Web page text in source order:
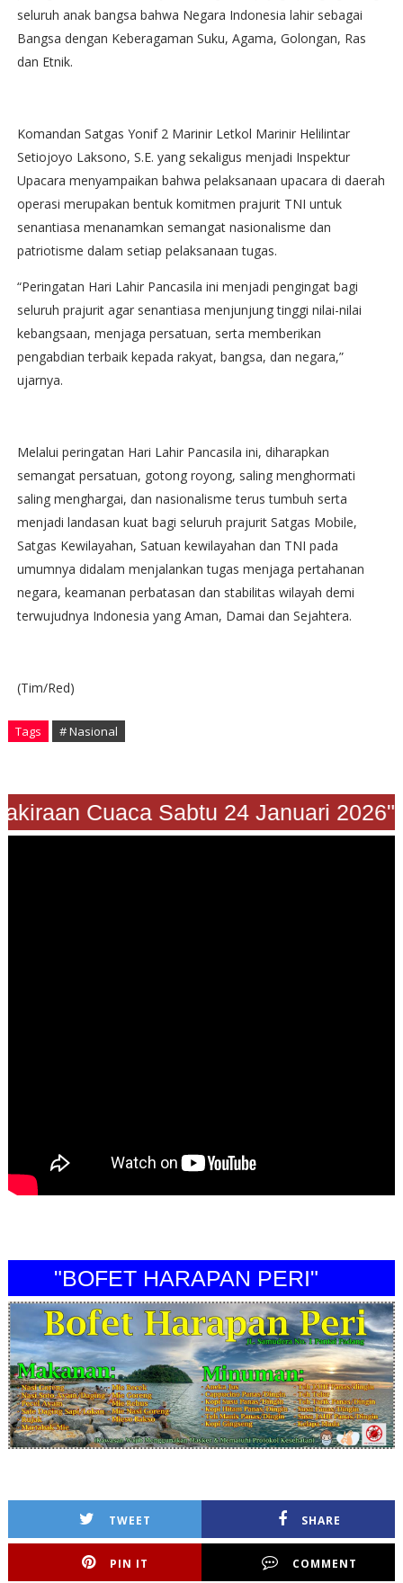
seluruh anak bangsa bahwa Negara Indonesia lahir sebagai
Bangsa dengan Keberagaman Suku, Agama, Golongan, Ras
dan Etnik.
Komandan Satgas Yonif 2 Marinir Letkol Marinir Helilintar
Setiojoyo Laksono, S.E. yang sekaligus menjadi Inspektur
Upacara menyampaikan bahwa pelaksanaan upacara di daerah
operasi merupakan bentuk komitmen prajurit TNI untuk
senantiasa menanamkan semangat nasionalisme dan
patriotisme dalam setiap pelaksanaan tugas.
“Peringatan Hari Lahir Pancasila ini menjadi pengingat bagi
seluruh prajurit agar senantiasa menjunjung tinggi nilai-nilai
kebangsaan, menjaga persatuan, serta memberikan
pengabdian terbaik kepada rakyat, bangsa, dan negara,”
ujarnya.
Melalui peringatan Hari Lahir Pancasila ini, diharapkan
semangat persatuan, gotong royong, saling menghormati
saling menghargai, dan nasionalisme terus tumbuh serta
menjadi landasan kuat bagi seluruh prajurit Satgas Mobile,
Satgas Kewilayahan, Satuan kewilayahan dan TNI pada
umumnya didalam menjalankan tugas menjaga pertahanan
negara, keamanan perbatasan dan stabilitas wilayah demi
terwujudnya Indonesia yang Aman, Damai dan Sejahtera.
(Tim/Red)
Tags # Nasional
Cuaca Sabtu 24 Januari 2026"
"BOFET HARAPAN PERI"
TWEET SHARE
PIN IT COMMENT